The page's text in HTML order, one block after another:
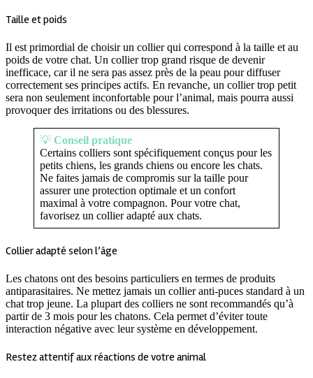
Taille et poids
Il est primordial de choisir un collier qui correspond à la taille et au
poids de votre chat. Un collier trop grand risque de devenir
inefficace, car il ne sera pas assez près de la peau pour diffuser
correctement ses principes actifs. En revanche, un collier trop petit
sera non seulement inconfortable pour l’animal, mais pourra aussi
provoquer des irritations ou des blessures.
💡 Conseil pratique
Certains colliers sont spécifiquement conçus pour les
petits chiens, les grands chiens ou encore les chats.
Ne faites jamais de compromis sur la taille pour
assurer une protection optimale et un confort
maximal à votre compagnon. Pour votre chat,
favorisez un collier adapté aux chats.
Collier adapté selon l’âge
Les chatons ont des besoins particuliers en termes de produits
antiparasitaires. Ne mettez jamais un collier anti-puces standard à un
chat trop jeune. La plupart des colliers ne sont recommandés qu’à
partir de 3 mois pour les chatons. Cela permet d’éviter toute
interaction négative avec leur système en développement.
Restez attentif aux réactions de votre animal